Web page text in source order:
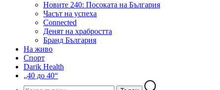
Новите 240: Посоката на България
Часът на успеха
Connected
Денят на храбростта
Бранд България
На живо
Спорт
Darik Health
„40 до 40“